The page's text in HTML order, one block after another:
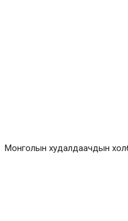
Монголын худалдаачдын